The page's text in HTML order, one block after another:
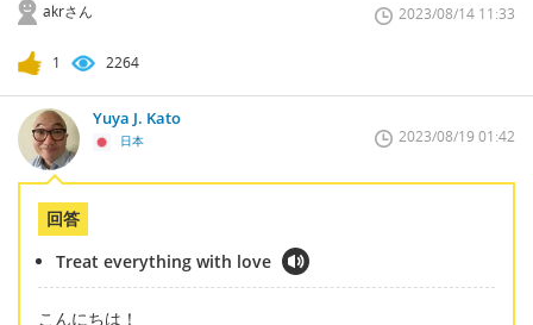
akrさん 2023/08/14 11:33
1 2264
Yuya J. Kato
日本 2023/08/19 01:42
回答
Treat everything with love
こんにちは！